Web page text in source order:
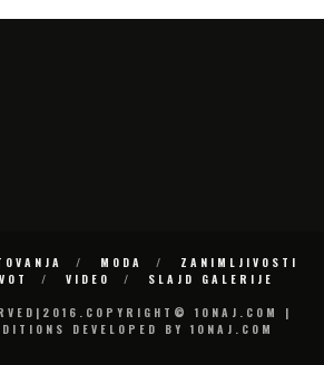
MODA
ZANIMLJIVOSTI
VIDEO
SLAJD GALERIJE
10NAJ.COM |
DEVELOPED BY 10NAJ.COM